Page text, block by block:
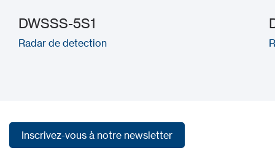
DWSSS-5S1
Radar de detection
Inscrivez-vous à notre newsletter